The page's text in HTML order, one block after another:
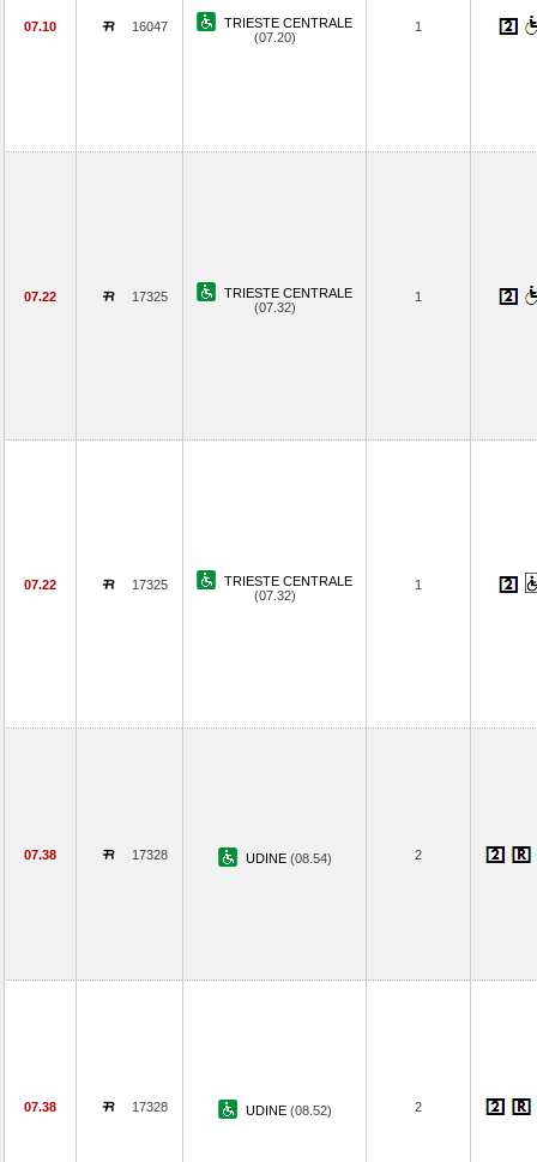
07.10 16047
TRIESTE CENTRALE
(07.20)
1
07.22 17325
TRIESTE CENTRALE
(07.32)
1
07.22 17325
TRIESTE CENTRALE
(07.32)
1
07.38 17328 UDINE (08.54) 2
07.38 17328 UDINE (08.52) 2